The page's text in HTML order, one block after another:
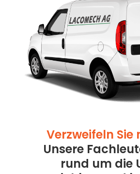
Verzweifeln Sie
Unsere
rund um die